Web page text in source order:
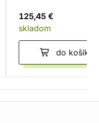
125,45 €
skladom
do košíka